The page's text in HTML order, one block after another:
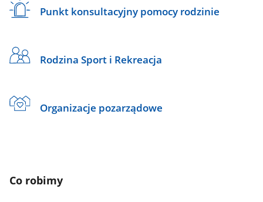
Punkt konsultacyjny pomocy rodzinie
Rodzina Sport i Rekreacja
Organizacje pozarządowe
Co robimy